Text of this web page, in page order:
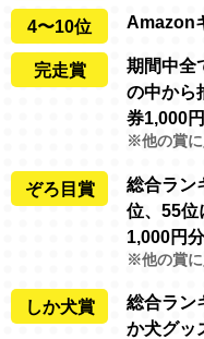
4〜10位 Amazon
完走賞
期間中全
の中から
券1,000
※他の賞に
ぞろ目賞
総合ラン
位、55
1,000円
※他の賞に
しか犬賞
総合ラン
か犬グッ